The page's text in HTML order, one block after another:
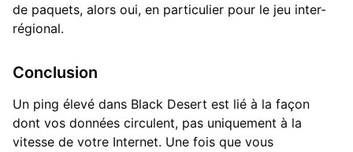
de paquets, alors oui, en particulier pour le jeu inter-
régional.
Conclusion
Un ping élevé dans Black Desert est lié à la façon
dont vos données circulent, pas uniquement à la
vitesse de votre Internet. Une fois que vous